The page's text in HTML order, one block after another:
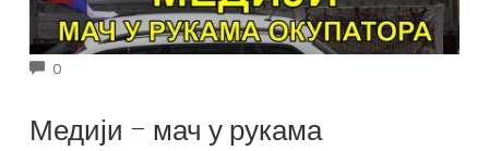
0
Медији – мач у рукама